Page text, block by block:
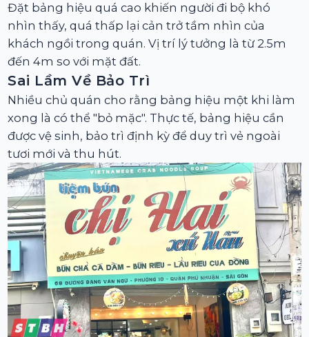
Đặt bảng hiệu quá cao khiến người đi bộ khó
nhìn thấy, quá thấp lại cản trở tầm nhìn của
khách ngồi trong quán. Vị trí lý tưởng là từ 2.5m
đến 4m so với mặt đất.
Sai Lầm Về Bảo Trì
Nhiều chủ quán cho rằng bảng hiệu một khi làm
xong là có thể "bỏ mặc". Thực tế, bảng hiệu cần
được vệ sinh, bảo trì định kỳ để duy trì vẻ ngoài
tươi mới và thu hút.